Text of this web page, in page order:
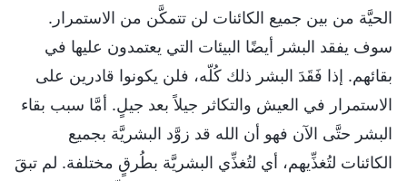
الحيَّة من بين جميع الكائنات لن تتمكَّن من الاستمرار.
سوف يفقد البشر أيضًا البيئات التي يعتمدون عليها في
بقائهم. إذا فَقَدَ البشر ذلك كُلّه، فلن يكونوا قادرين على
الاستمرار في العيش والتكاثر جيلاً بعد جيلٍ. أمَّا سبب بقاء
البشر حتَّى الآن فهو أن الله قد زوَّد البشريَّة بجميع
الكائنات لتُغذِّيهم، أي لتُغذِّي البشريَّة بطُرقٍ مختلفة. لم تبقَ